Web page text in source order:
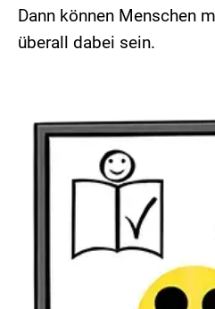
Dann können Menschen
überall dabei sein.